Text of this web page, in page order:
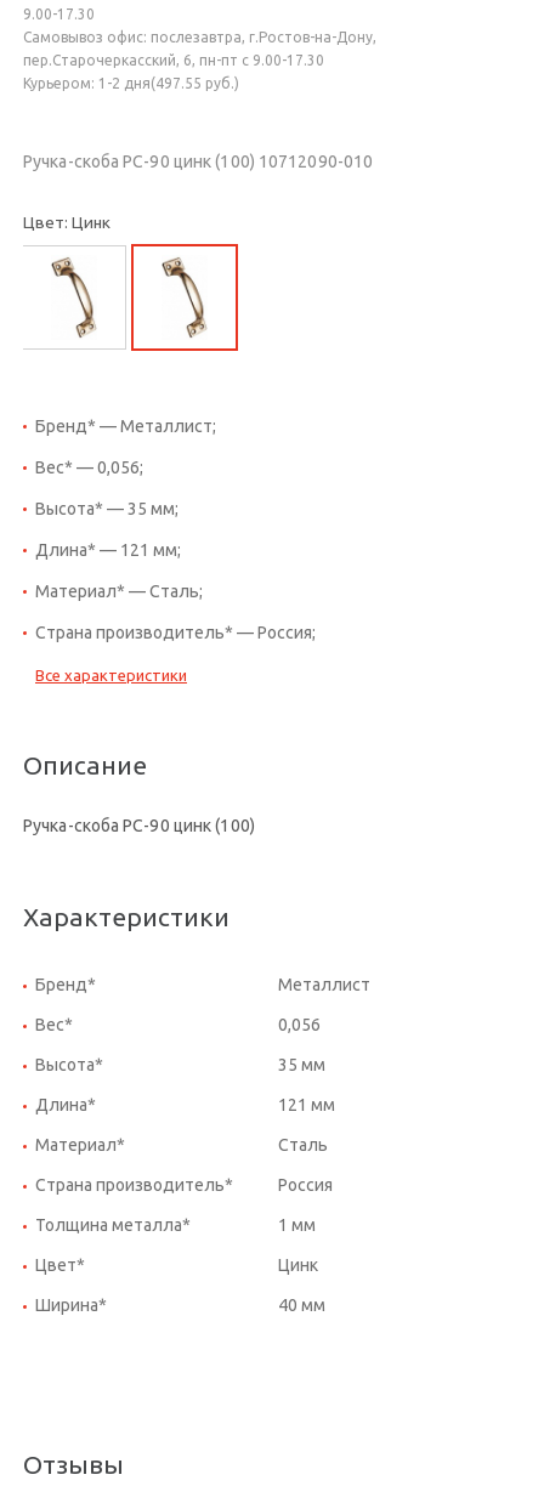
9.00-17.30
Самовывоз офис: послезавтра, г.Ростов-на-Дону,
пер.Старочеркасский, 6, пн-пт с 9.00-17.30
Курьером: 1-2 дня(497.55 руб.)
Ручка-скоба РС-90 цинк (100) 10712090-010
Цвет: Цинк
Бренд* — Металлист;
Вес* — 0,056;
Высота* — 35 мм;
Длина* — 121 мм;
Материал* — Сталь;
Страна производитель* — Россия;
Все характеристики
Описание
Ручка-скоба РС-90 цинк (100)
Характеристики
Бренд* Металлист
Вес* 0,056
Высота* 35 мм
Длина* 121 мм
Материал* Сталь
Страна производитель* Россия
Толщина металла* 1 мм
Цвет* Цинк
Ширина* 40 мм
Отзывы